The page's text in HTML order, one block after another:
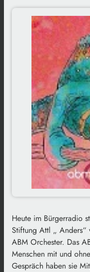
Heute im Bürgerradio
Stiftung Attl „ Anders“
ABM Orchester. Das
Menschen mit und
Gespräch haben sie